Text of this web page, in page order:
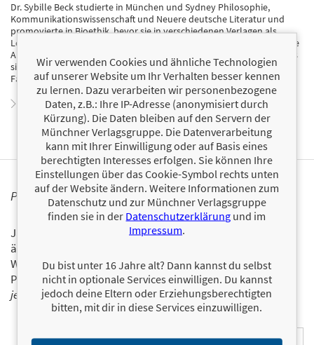
Dr. Sybille Beck studierte in München und Sydney Philosophie,
Kommunikationswissenschaft und Neuere deutsche Literatur und
promovierte in Bioethik, bevor sie in verschiedenen Verlagen als
Lektorin arbeitete. Seit einigen Jahren ist es ihre größte und schönste
Aufgabe, ihre beiden Töchter großzuziehen und dabei zu hoffen, dass
sie zu starken und unabhängigen Frauen werden. Sie lebt mit ihrer
Familie in der Nähe von München.
Zum Profil von Sybille Beck
PERSONALISIERTE PRODUKTINFORMATIONEN
Ja, ich will über interessante Neuerscheinungen und
ähnliche Produkte informiert werden.
Wir halten Sie per E-Mail auf dem aktuellen Stand über das
Programm der Münchner Verlagsgruppe.Tragen Sie sich
jetzt ein!
Wir verwenden Cookies und ähnliche Technologien
auf unserer Website um Ihr Verhalten besser kennen
zu lernen. Dazu verarbeiten wir personenbezogene
Daten, z.B.: Ihre IP-Adresse (anonymisiert durch
Kürzung). Die Daten bleiben auf den Servern der
Münchner Verlagsgruppe. Die Datenverarbeitung
kann mit Ihrer Einwilligung oder auf Basis eines
berechtigten Interesses erfolgen. Sie können Ihre
Einstellungen über das Cookie-Symbol rechts unten
auf der Website ändern. Weitere Informationen zum
Datenschutz und zur Münchner Verlagsgruppe
finden sie in der Datenschutzerklärung und im
Impressum.
Du bist unter 16 Jahre alt? Dann kannst du selbst
nicht in optionale Services einwilligen. Du kannst
jedoch deine Eltern oder Erziehungsberechtigten
bitten, mit dir in diese Services einzuwilligen.